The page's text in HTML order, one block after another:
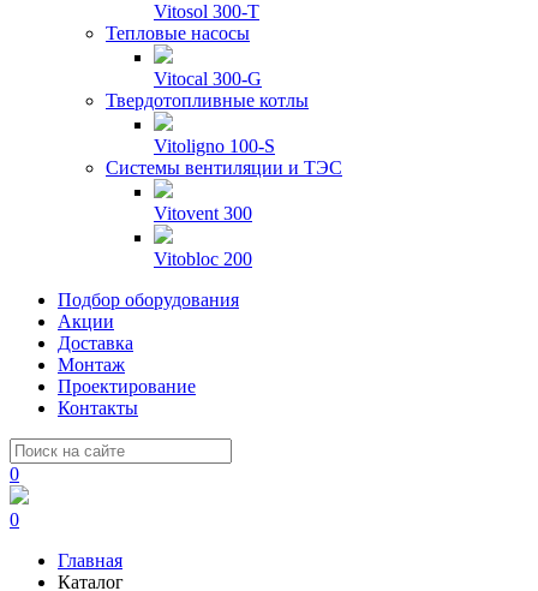
Vitosol 300-T
Тепловые насосы
Vitocal 300-G
Твердотопливные котлы
Vitoligno 100-S
Системы вентиляции и ТЭС
Vitovent 300
Vitobloc 200
Подбор оборудования
Акции
Доставка
Монтаж
Проектирование
Контакты
0
0
Главная
Каталог